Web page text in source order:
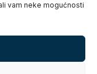
vam neke mogućnosti